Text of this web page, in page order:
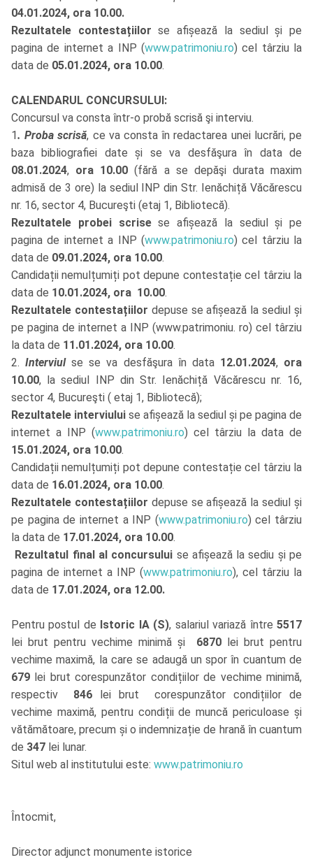
04.01.2024, ora 10.00.
Rezultatele contestațiilor se afișează la sediul și pe
pagina de internet a INP (www.patrimoniu.ro) cel târziu la
data de 05.01.2024, ora 10.00.
CALENDARUL CONCURSULUI:
Concursul va consta într-o probă scrisă şi interviu.
1. Proba scrisă, ce va consta în redactarea unei lucrări, pe
baza bibliografiei date și se va desfăşura în data de
08.01.2024, ora 10.00 (fără a se depăşi durata maxim
admisă de 3 ore) la sediul INP din Str. Ienăchiță Văcărescu
nr. 16, sector 4, Bucureşti (etaj 1, Bibliotecă).
Rezultatele probei scrisese afișează la sediul și pe
pagina de internet a INP (www.patrimoniu.ro) cel târziu la
data de 09.01.2024, ora 10.00.
Candidații nemulțumiți pot depune contestație cel târziu la
data de 10.01.2024, ora 10.00.
Rezultatele contestațiilor depuse se afișează la sediul și
pe pagina de internet a INP (www.patrimoniu. ro) cel târziu
la data de 11.01.2024, ora 10.00.
2.Interviulse se va desfăşura în data 12.01.2024, ora
10.00, la sediul INP din Str. Ienăchiță Văcărescu nr. 16,
sector 4, Bucureşti ( etaj 1, Bibliotecă);
Rezultatele interviului se afișează la sediul și pe pagina de
internet a INP (www.patrimoniu.ro) cel târziu la data de
15.01.2024, ora 10.00.
Candidații nemulțumiți pot depune contestație cel târziu la
data de 16.01.2024, ora 10.00.
Rezultatele contestațiilor depuse se afișează la sediul și
pe pagina de internet a INP (www.patrimoniu.ro) cel târziu
la data de 17.01.2024, ora 10.00.
Rezultatul final al concursului se afișează la sediu și pe
pagina de internet a INP (www.patrimoniu.ro), cel târziu la
data de 17.01.2024, ora 12.00.
Pentru postul de Istoric IA (S), salariul variază între5517
lei brut pentru vechime minimă și 6870 lei brut pentru
vechime maximă, la care se adaugă un spor în cuantum de
679 lei brut corespunzător condițiilor de vechime minimă,
respectiv 846 lei brut corespunzător condițiilor de
vechime maximă, pentru condiții de muncă periculoase și
vătămătoare, precum și o indemnizație de hrană în cuantum
de 347 lei lunar.
Situl web al institutului este: www.patrimoniu.ro
Întocmit,
Director adjunct monumente istorice